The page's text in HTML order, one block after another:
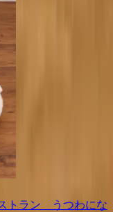
トラン うつわにな